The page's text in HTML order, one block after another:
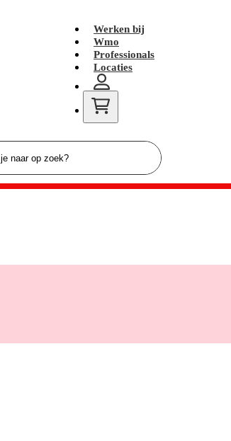
Werken bij
Wmo
Professionals
Locaties